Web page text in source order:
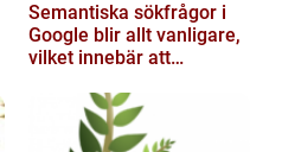
Semantiska sökfrågor i
Google blir allt vanligare,
vilket innebär att
att fö...